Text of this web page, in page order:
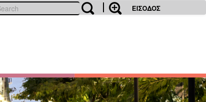
ΕΙΣΟΔΟΣ